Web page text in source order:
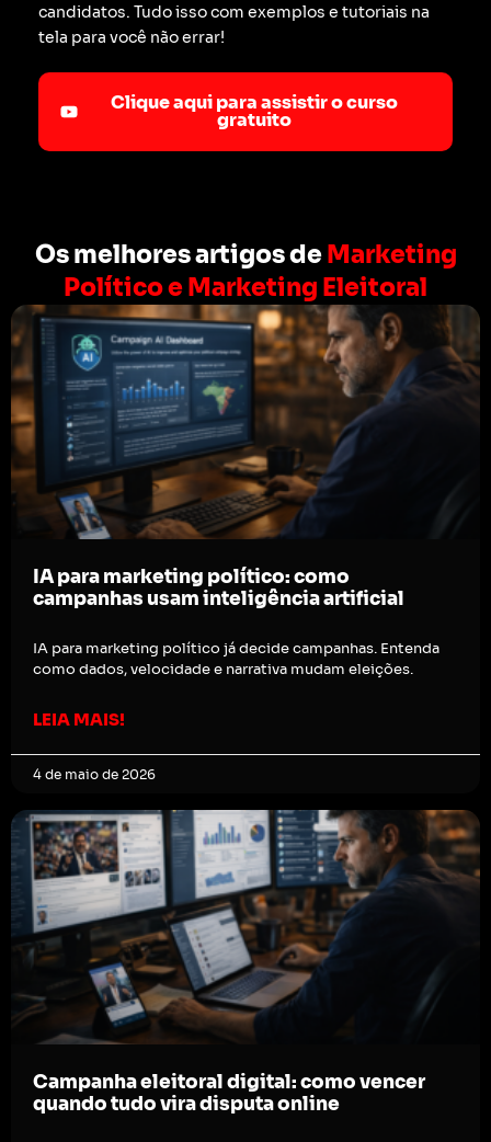
candidatos. Tudo isso com exemplos e tutoriais na
tela para você não errar!
Clique aqui para assistir o curso
gratuito
Os melhores artigos deMarketing
Político e Marketing Eleitoral
IA para marketing político: como
campanhas usam inteligência artificial
IA para marketing político já decide campanhas. Entenda
como dados, velocidade e narrativa mudam eleições.
LEIA MAIS!
4 de maio de 2026
Campanha eleitoral digital: como vencer
quando tudo vira disputa online